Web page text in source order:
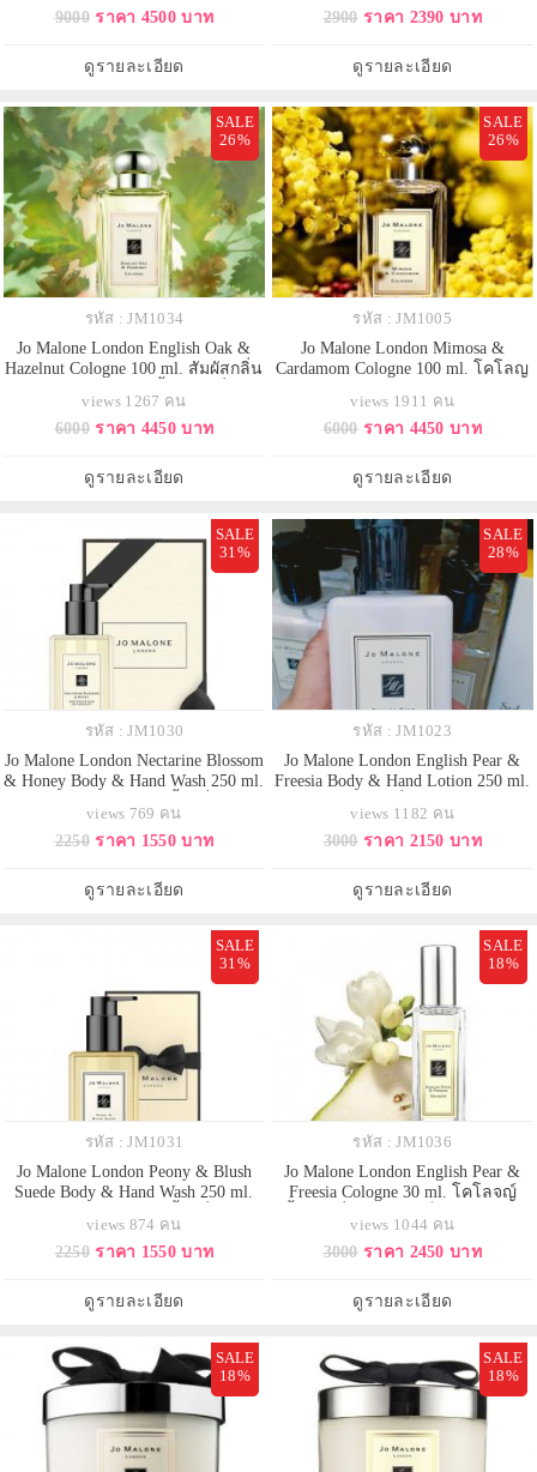
ล่าสุด กลิ่นหอมแนวฟลอรัลวู้ดดี้
ฉีดแล้วรู้สึกสวย หวาน ขี้เล่นหน่อยๆ
หอมสวยดูแพง หอม
9000 ราคา 4500 บาท
ดูรายละเอียด
แห่งความสดใหม่ของลูกแพร์ที่
กลิ่นกรุ่นหลอมรวมกับความนุ่มนวล
ในแบบของ amber, patchouli แ
2900 ราคา 2390 บาท
ดูรายละเอียด
SALE
26%
รหัส : JM1034
Jo Malone London English Oak &
Hazelnut Cologne 100 ml. สัมผัสกลิ่น
หอม ที่มอบกลิ่นหอมธรรมชาติ เขียว
สดชื่นเย็นๆ อบอุ่นกรุ่นๆ และดึงดูด
กลิ่นหอมแห่งผืนป่า ที่มีความสุขุม
อบอุ่นนุ่มนวล ไม่บ่อยนัก
views 1267 คน
6000 ราคา 4450 บาท
ดูรายละเอียด
SALE
26%
รหัส : JM1005
Jo Malone London Mimosa &
Cardamom Cologne 100 ml. โคโลญ
หอมอบอุ่นเย้ายวน ความหอมที่ได้มา
จากดอกไม้ประเภท Orange Blossom,
ธรรมชาติบวกกับฟลอรัสและความ
หอมอบอวลแบบพาวเดอร์ที่ให้กลิ่น
views 1911 คน
6000 ราคา 4450 บาท
ดูรายละเอียด
SALE
31%
รหัส : JM1030
Jo Malone London Nectarine Blossom
& Honey Body & Hand Wash 250 ml.
สัมผัสสดชื่นหลังการใช้ พร้อมคุณค่า
ในการบำรุงดูแลผิวให้นุ่มนวลที่มา
ร่วมสมัย หวานฉ่ำ ร่าเริง สดชื่น ฉีด
เช้าอยู่ยันเย็
views 769 คน
2250 ราคา 1550 บาท
ดูรายละเอียด
SALE
28%
รหัส : JM1023
Jo Malone London English Pear &
Freesia Body & Hand Lotion 250 ml.
เมื่อถึงฤดูใบไม้เปลี่ยนสี กับกลิ่นหอม
หวานของลูกแพร์ห้อมล้อมด้วยช่อ
แสนอร่อยของพลัมสุดเย้ายวน ปิด
ท้ายด้วยกลิ่นเนื้อไม้อันล
views 1182 คน
3000 ราคา 2150 บาท
ดูรายละเอียด
SALE
31%
รหัส : JM1031
Jo Malone London Peony & Blush
Suede Body & Hand Wash 250 ml.
สัมผัสสดชื่นหลังการใช้ กลิ่นหอม
ละมุนสดชื่นไปด้วยกลิ่นดอกพีโอนี่
แห่งเสน่ห์ พิโอนี่ ดอกไม้ที่เปี่ยมไป
ด้วยค่านิยมที่งดงาม บอบบ
views 874 คน
2250 ราคา 1550 บาท
ดูรายละเอียด
SALE
18%
รหัส : JM1036
Jo Malone London English Pear &
Freesia Cologne 30 ml. โคโลจญ์
ของแบรนด์ ด้วยโทนกลิ่นฟรุ๊ตตี้ฟล
อรัลเบาๆ ที่แฝงไว้ด้วยความมีระดับ
เข้าได้กับหลายๆ ลุคและหลายๆ
views 1044 คน
3000 ราคา 2450 บาท
ดูรายละเอียด
SALE
18%
SALE
18%